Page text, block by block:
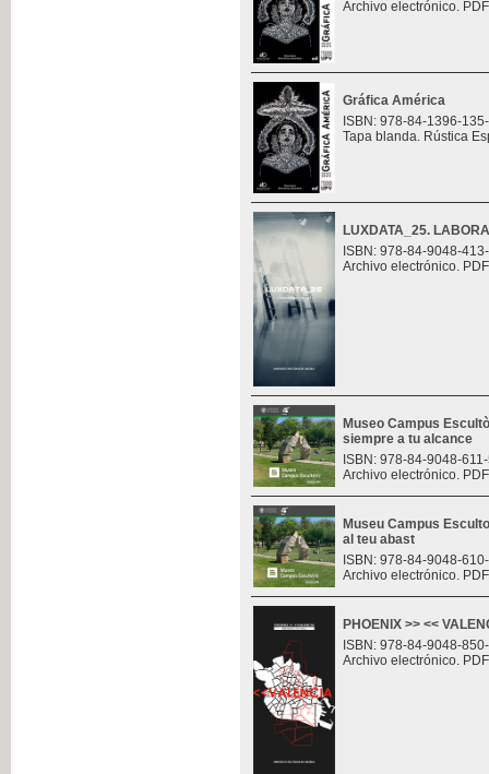
Archivo electrónico.
Gráfica América
ISBN: 978-84-1396-
Tapa blanda. Rústica
LUXDATA_25.
ISBN: 978-84-9048-
Archivo electrónico.
Museo Campus
siempre a tu alcance
ISBN: 978-84-9048-
Archivo electrónico.
Museu Campus
al teu abast
ISBN: 978-84-9048-
Archivo electrónico.
PHOENIX >> <<
ISBN: 978-84-9048-
Archivo electrónico.